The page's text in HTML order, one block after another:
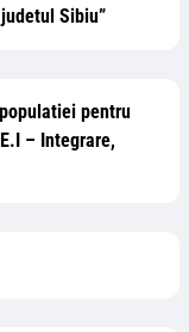
Sibiu”
pentru
– Integrare,